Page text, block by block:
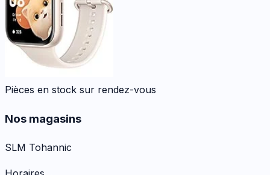
Pièces en stock sur rendez-vous
Nos magasins
SLM Tohannic